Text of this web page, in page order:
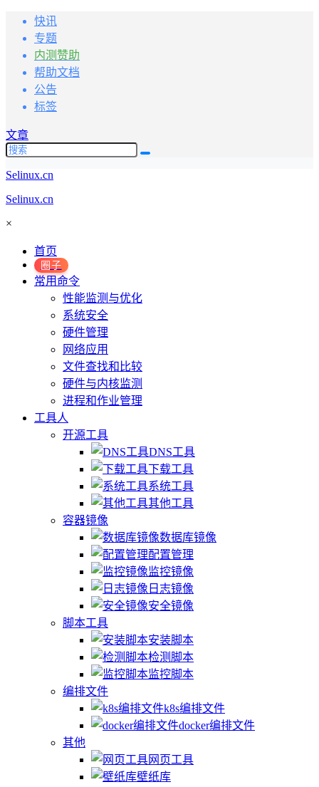
快讯
专题
内测赞助
帮助文档
公告
标签
文章
Selinux.cn
Selinux.cn
×
首页
圈子
常用命令
性能监测与优化
系统安全
硬件管理
网络应用
文件查找和比较
硬件与内核监测
进程和作业管理
工具人
开源工具
DNS工具
下载工具
系统工具
其他工具
容器镜像
数据库镜像
配置管理
监控镜像
日志镜像
安全镜像
脚本工具
安装脚本
检测脚本
监控脚本
编排文件
k8s编排文件
docker编排文件
其他
网页工具
壁纸库